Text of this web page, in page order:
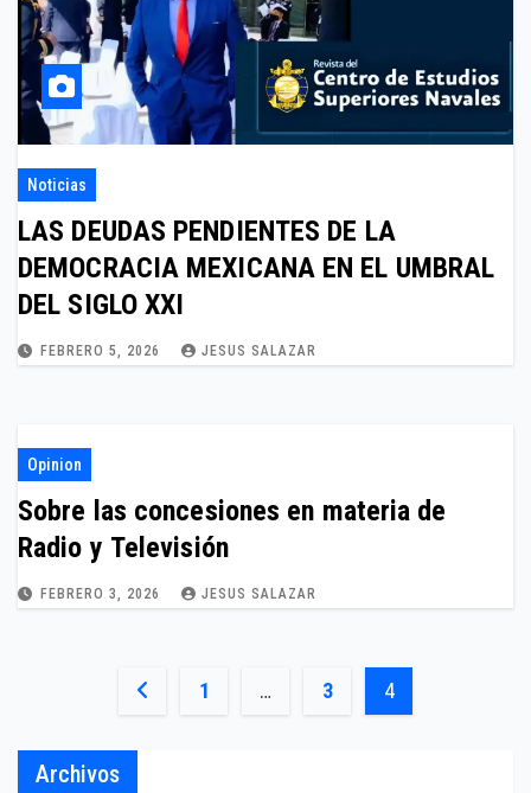
Noticias
LAS DEUDAS PENDIENTES DE LA
DEMOCRACIA MEXICANA EN EL UMBRAL
DEL SIGLO XXI
FEBRERO 5, 2026 JESUS SALAZAR
Opinion
Sobre las concesiones en materia de
Radio y Televisión
FEBRERO 3, 2026 JESUS SALAZAR
Paginación
de
1 … 3 4
Archivos